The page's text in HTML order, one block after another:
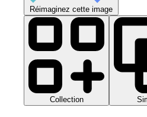
Réimaginez cette image
Collection